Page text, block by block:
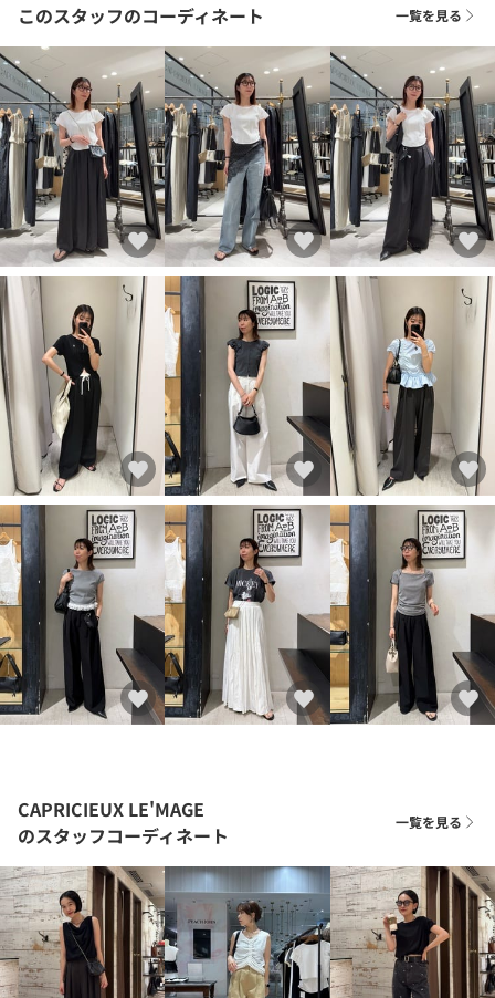
このスタッフのコーディネート 一覧を見る
CAPRICIEUX LE'MAGE
のスタッフコーディネート
一覧を見る